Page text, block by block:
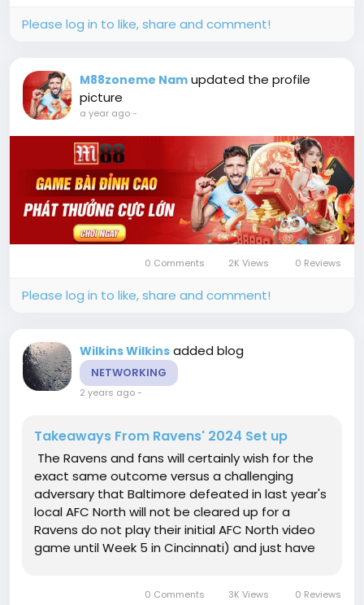
Please log in to like, share and comment!
M88zoneme Nam updated the profile
picture
a year ago-
0 Comments 2K Views 0 Reviews
Please log in to like, share and comment!
Wilkins Wilkins added blog
NETWORKING
2 years ago-
Takeaways From Ravens' 2024 Set up
The Ravens and fans will certainly wish for the
exact same outcome versus a challenging
adversary that Baltimore defeated in last year's
local AFC North will not be cleared up for a
Ravens do not play their initial AFC North video
game until Week 5 in Cincinnati) and just have
0 Comments 3K Views 0 Reviews